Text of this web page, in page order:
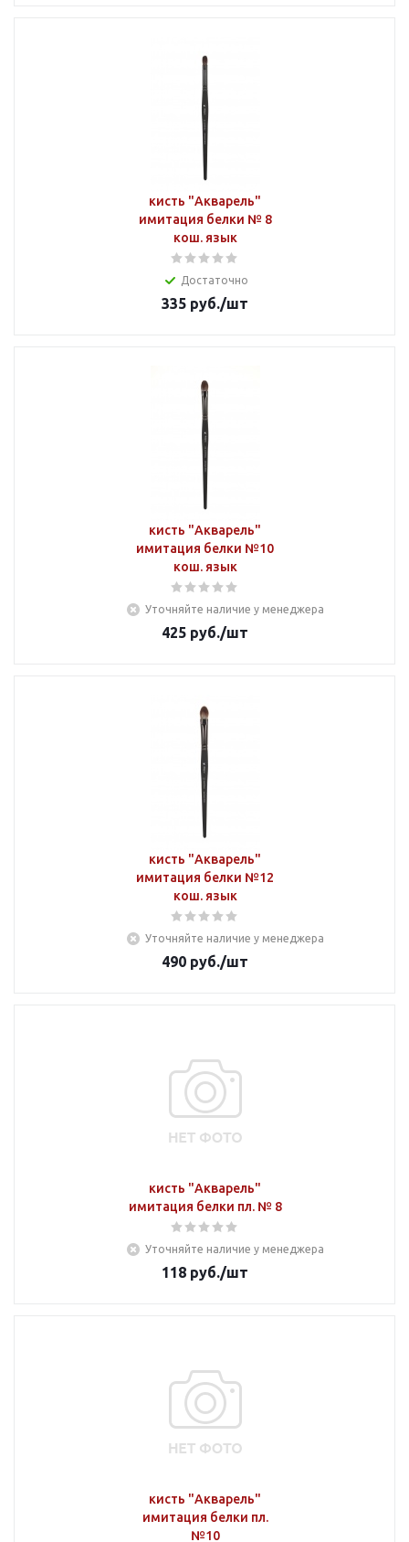
кисть "Акварель"
имитация белки № 8
кош. язык
Достаточно
335 руб./шт
кисть "Акварель"
имитация белки №10
кош. язык
Уточняйте наличие у менеджера
425 руб./шт
кисть "Акварель"
имитация белки №12
кош. язык
Уточняйте наличие у менеджера
490 руб./шт
кисть "Акварель"
имитация белки пл. № 8
Уточняйте наличие у менеджера
118 руб./шт
кисть "Акварель"
имитация белки пл.
№10